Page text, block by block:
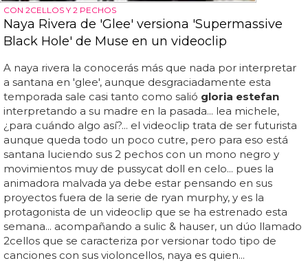
CON 2CELLOS Y 2 PECHOS
Naya Rivera de 'Glee' versiona 'Supermassive
Black Hole' de Muse en un videoclip
A naya rivera la conocerás más que nada por interpretar
a santana en 'glee', aunque desgraciadamente esta
temporada sale casi tanto como salió gloria estefan
interpretando a su madre en la pasada... lea michele,
¿para cuándo algo así?... el videoclip trata de ser futurista
aunque queda todo un poco cutre, pero para eso está
santana luciendo sus 2 pechos con un mono negro y
movimientos muy de pussycat doll en celo... pues la
animadora malvada ya debe estar pensando en sus
proyectos fuera de la serie de ryan murphy, y es la
protagonista de un videoclip que se ha estrenado esta
semana... acompañando a sulic & hauser, un dúo llamado
2cellos que se caracteriza por versionar todo tipo de
canciones con sus violoncellos, naya es quien...